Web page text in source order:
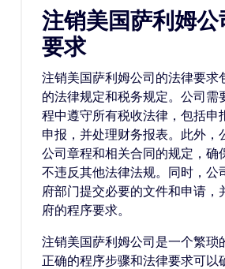
注销美国萨利姆
要求
注销美国萨利姆公司的法律要求
的法律规定和税务规定。公司需
程中遵守所有税收法律，包括申
申报，并处理财务报表。此外，
公司章程和相关合同的规定，确
不违反其他法律法规。同时，公
府部门提交必要的文件和申请，
府的程序要求。
注销美国萨利姆公司是一个繁琐
正确的程序步骤和法律要求可以